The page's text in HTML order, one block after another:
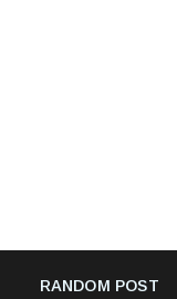
RANDOM POST